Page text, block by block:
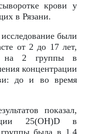
крови у
в Рязани.
были
от 2 до 17 лет,
на 2 группы в
концентрации
до и во время
показал,
25(OH)D в
была в 1,4